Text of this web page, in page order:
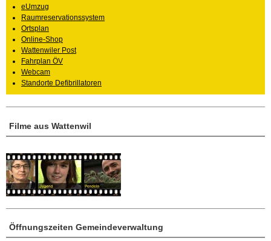
Öffnungszeiten Gemeindeverwaltung
Filme aus Wattenwil
eUmzug
Raumreservationssystem
Ortsplan
Online-Shop
Wattenwiler Post
Fahrplan ÖV
Webcam
Standorte Defibrillatoren